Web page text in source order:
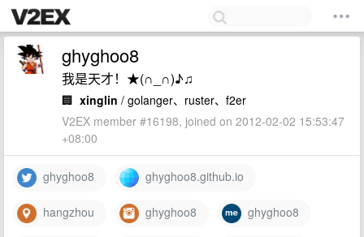
ghyghoo8
我是天才！★(∩_∩)♪♫
🏢 xinglin / golanger、ruster、f2er
V2EX member #16198, joined on 2012-02-02 15:53:47
+08:00
ghyghoo8 ghyghoo8.github.io
hangzhou ghyghoo8 ghyghoo8